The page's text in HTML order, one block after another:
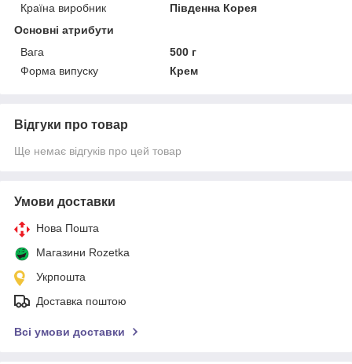
Країна виробник
Південна Корея
Основні атрибути
Вага
500 г
Форма випуску
Крем
Відгуки про товар
Ще немає відгуків про цей товар
Умови доставки
Нова Пошта
Магазини Rozetka
Укрпошта
Доставка поштою
Всі умови доставки